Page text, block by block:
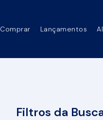
Lançamentos
Comprar
Filtros da